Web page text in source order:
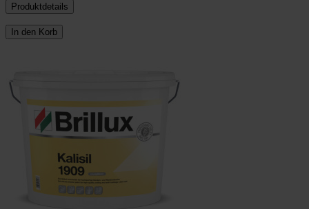
Produktdetails
In den Korb